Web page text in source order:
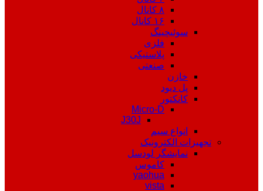
۸ کانال
۱۶ کانال
سوئیچینگ
فلزی
پلاستیکی
صنعتی
خازن
پل دیود
کانکتور
Micro-D
J30J
انواع سیم
تجهیزات الکترونیک
نمایشگر لودسل
کاموس
yaohua
vista